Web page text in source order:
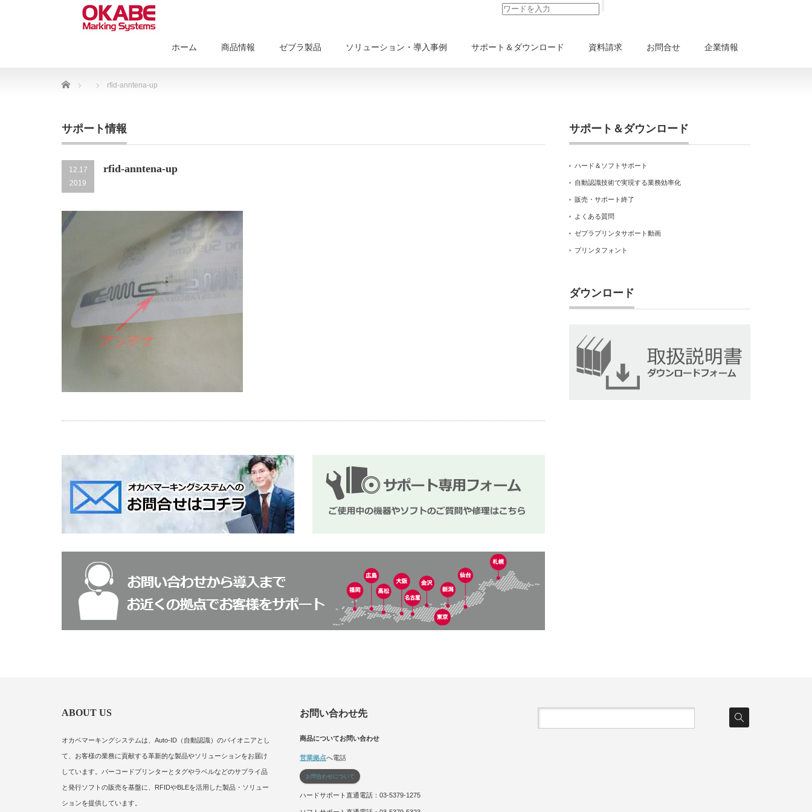
ホーム 商品情報 ゼブラ製品 ソリューション・導入事例 サポート＆ダウンロード 資料請求 お問合せ 企業情報
Home rfid-anntena-up
サポート情報
12.17
2019
rfid-anntena-up
サポート＆ダウンロード
ハード＆ソフトサポート
自動認識技術で実現する業務効率化
販売・サポート終了
よくある質問
ゼブラプリンタサポート動画
プリンタフォント
ダウンロード
ABOUT US
オカベマーキングシステムは、Auto-ID（自動認識）のパイオニアとし
て、お客様の業務に貢献する革新的な製品やソリューションをお届け
しています。バーコードプリンターとタグやラベルなどのサプライ品
と発行ソフトの販売を基盤に、RFIDやBLEを活用した製品・ソリュー
ションを提供しています。
お問い合わせ先
商品についてお問い合わせ
営業拠点へ電話
お問合わせについて
ハードサポート直通電話：03-5379-1275